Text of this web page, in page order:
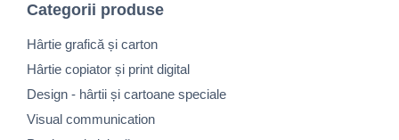
Categorii produse
Hârtie grafică și carton
Hârtie copiator și print digital
Design - hârtii și cartoane speciale
Visual communication